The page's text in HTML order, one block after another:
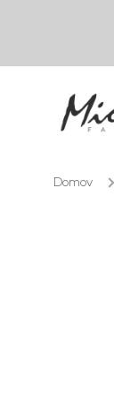
Domov /